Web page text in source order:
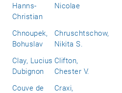
Hanns-
Christian
Nicolae
Chnoupek,
Bohuslav
Chruschtschow,
Nikita S.
Clay, Lucius
Dubignon
Clifton,
Chester V.
Couve de
Craxi,